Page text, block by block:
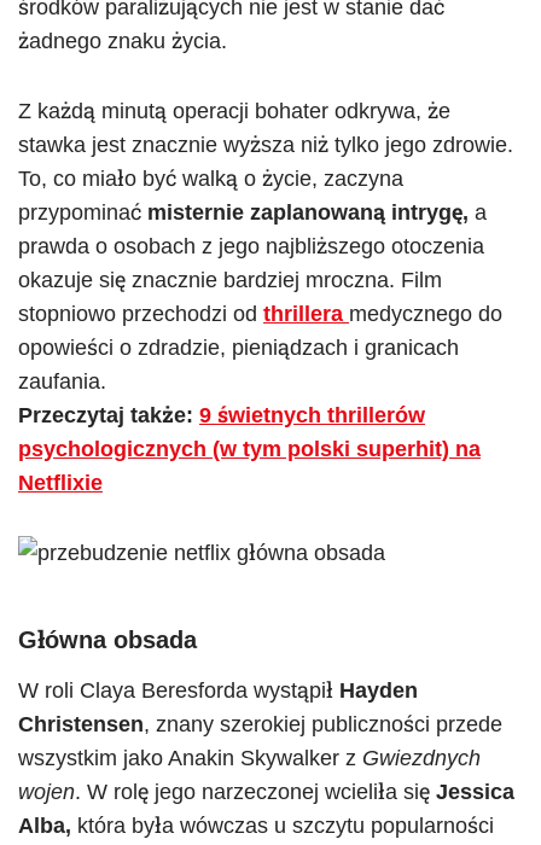
środków paraliżujących nie jest w stanie dać
żadnego znaku życia.
Z każdą minutą operacji bohater odkrywa, że
stawka jest znacznie wyższa niż tylko jego zdrowie.
To, co miało być walką o życie, zaczyna
przypominać misternie zaplanowaną intrygę, a
prawda o osobach z jego najbliższego otoczenia
okazuje się znacznie bardziej mroczna. Film
stopniowo przechodzi od thrillera medycznego do
opowieści o zdradzie, pieniądzach i granicach
zaufania.
Przeczytaj także: 9 świetnych thrillerów
psychologicznych (w tym polski superhit) na
Netflixie
Główna obsada
W roli Claya Beresforda wystąpił Hayden
Christensen, znany szerokiej publiczności przede
wszystkim jako Anakin Skywalker z Gwiezdnych
wojen. W rolę jego narzeczonej wcieliła się Jessica
Alba, która była wówczas u szczytu popularności